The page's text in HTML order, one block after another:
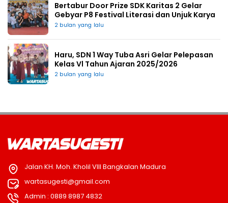
Bertabur Door Prize SDK Karitas 2 Gelar
Gebyar P8 Festival Literasi dan Unjuk Karya
2 bulan yang lalu
Haru, SDN 1 Way Tuba Asri Gelar Pelepasan
Kelas Vl Tahun Ajaran 2025/2026
2 bulan yang lalu
Jalan KH. Moh. Kholil VIII Bangkalan Madura
wartasugesti@gmail.com
Admin : 0889 8987 4832